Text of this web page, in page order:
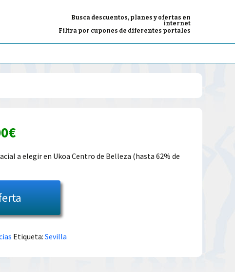
Busca descuentos, planes y ofertas en
internet
Filtra por cupones de diferentes portales
€El
precio
es:
39.00€.
a elegir en Ukoa Centro de Belleza (hasta 62% de
Etiqueta:Sevilla